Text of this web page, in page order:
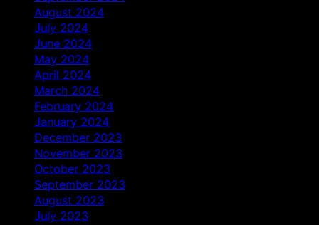
August 2024
July 2024
June 2024
May 2024
April 2024
March 2024
February 2024
January 2024
December 2023
November 2023
October 2023
September 2023
August 2023
July 2023